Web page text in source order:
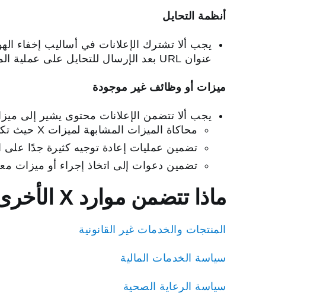
أنظمة التحايل
يجب ألا تشترك الإعلانات في أساليب إخفاء
عنوان URL بعد الإرسال للتحايل على عملية المراجعة.
ميزات أو وظائف غير موجودة
يجب ألا تتضمن الإعلانات محتوى يشير إلى
محاكاة الميزات المشابهة لميزات X حيث تكون هذه الميزات غير متوفرة في الواقع.
تضمين عمليات إعادة توجيه كثيرة جدًا
تضمين دعوات إلى اتخاذ إجراء أو ميزات
ماذا تتضمن موارد X الأخرى المرتبطة بهذه السياسة؟
المنتجات والخدمات غير القانونية
سياسة الخدمات المالية
سياسة الرعاية الصحية